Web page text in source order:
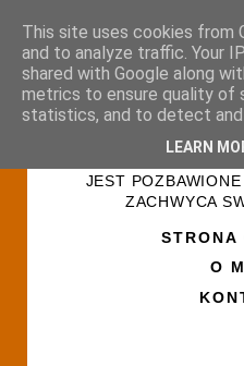
JEST
ZACHWYCA
STRONA
O
This site uses cookies from
and to analyze traffic. Your
shared with Google along
metrics to ensure quality of
statistics, and to detect and
LEARN